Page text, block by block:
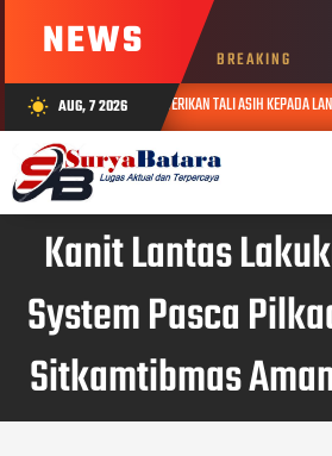
NEWS BREAKING
wb_sunny AUG, 7 2026
DAN BERIKAN TALI ASIH KEPADA LANSIA
Kanit Lantas
System Pasca
Sitkamtibmas